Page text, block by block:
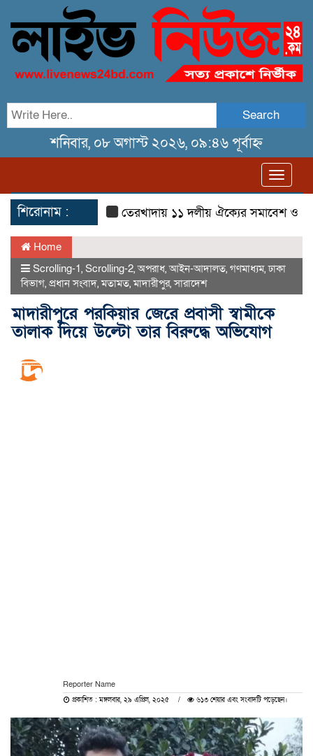
Search
শনিবার, ০৮ অগাস্ট ২০২৬, ০৯:৪৬ পূর্বাহ্ন
শিরোনাম : তেরখাদায় ১১ দলীয় ঐক্যের সমাবেশ ও গণ মিছিল
Home
Scrolling-1, Scrolling-2,অপরাধ,আইন-আদালত, গণমাধ্যম,ঢাকা
বিভাগ, প্রধান সংবাদ,মতামত,মাদারীপুর,সারাদেশ
মাদারীপুরে পরকিয়ার জেরে প্রবাসী স্বামীকে
তালাক দিয়ে উল্টো তার বিরুদ্ধে অভিযোগ
Reporter Name
প্রকাশিত : মঙ্গলবার, ২৯ এপ্রিল, ২০২৫ ৬১৩ শেয়ার এবং সংবাদটি পড়েছেন।